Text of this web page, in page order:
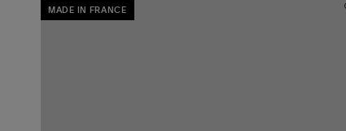
MADE IN FRANCE